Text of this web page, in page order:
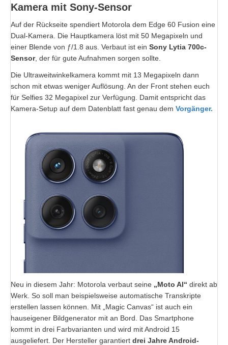
Kamera mit Sony-Sensor
Auf der Rückseite spendiert Motorola dem Edge 60 Fusion eine
Dual-Kamera. Die Hauptkamera löst mit 50 Megapixeln und
einer Blende von ƒ/1.8 aus. Verbaut ist ein Sony Lytia 700c-
Sensor, der für gute Aufnahmen sorgen sollte.
Die Ultraweitwinkelkamera kommt mit 13 Megapixeln dann
schon mit etwas weniger Auflösung. An der Front stehen euch
für Selfies 32 Megapixel zur Verfügung. Damit entspricht das
Kamera-Setup auf dem Datenblatt fast genau dem Vorgänger.
Neu in diesem Jahr: Motorola verbaut seine „Moto AI“ direkt ab
Werk. So soll man beispielsweise automatische Transkripte
erstellen lassen können. Mit „Magic Canvas“ ist auch ein
hauseigener Bildgenerator mit an Bord. Das Smartphone
kommt in drei Farbvarianten und wird mit Android 15
ausgeliefert. Der Hersteller garantiert drei Jahre Android-